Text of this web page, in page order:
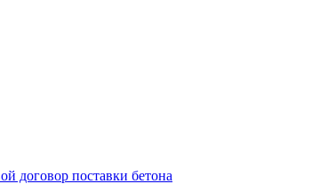
договор поставки бетона